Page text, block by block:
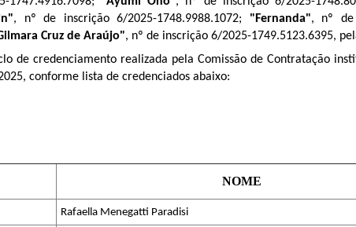
, nº de inscrição 6/2025-1748.9988.1072; "Fernanda", nº de
Cruz de Araújo", nº de inscrição 6/2025-1749.5123.6395,
de credenciamento realizada pela Comissão de Contratação
conforme lista de credenciados abaixo:
NOME
Rafaella Menegatti Paradisi